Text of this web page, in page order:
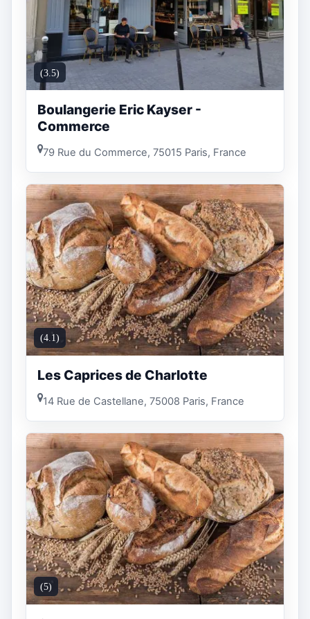
(3.5)
Boulangerie Eric Kayser -
Commerce
79 Rue du Commerce, 75015 Paris, France
(4.1)
Les Caprices de Charlotte
14 Rue de Castellane, 75008 Paris, France
(5)